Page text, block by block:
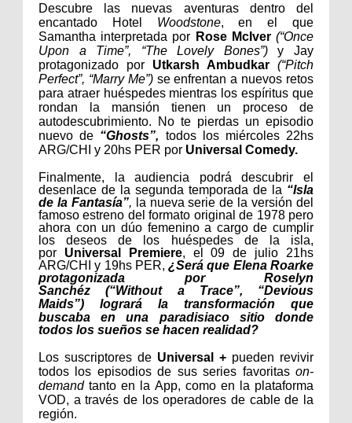
Descubre las nuevas aventuras dentro del
encantado Hotel Woodstone, en el que
Samantha interpretada por Rose McIver (“Once
Upon a Time”, “The Lovely Bones”)y Jay
protagonizado por Utkarsh Ambudkar (“Pitch
Perfect”, “Marry Me”)se enfrentan a nuevos retos
para atraer huéspedes mientras los espíritus que
rondan la mansión tienen un proceso de
autodescubrimiento. No te pierdas un episodio
nuevo de “Ghosts”, todos los miércoles 22hs
ARG/CHI y 20hs PER por Universal Comedy.
Finalmente, la audiencia podrá descubrir el
desenlace de la segunda temporada de la “Isla
de la Fantasía”, la nueva serie de la versión del
famoso estreno del formato original de 1978 pero
ahora con un dúo femenino a cargo de cumplir
los deseos de los huéspedes de la isla,
por Universal Premiere,
el 09 de julio 21hs
ARG/CHI y 19hs PER,¿Será que Elena Roarke
protagonizada por Roselyn
Sanchéz (“Without a Trace”, “Devious
Maids”)
logrará la transformación que
buscaba en una paradisiaco sitio donde
todos los sueños se hacen realidad?
Los suscriptores de Universal + pueden revivir
todos los episodios de sus series favoritas on-
demandtanto en la App, como en la plataforma
VOD, a través de los operadores de cable de la
región.